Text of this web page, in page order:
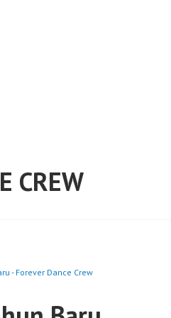
CREW
- Forever Dance Crew